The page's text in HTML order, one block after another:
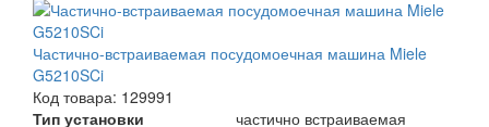
Частично-встраиваемая посудомоечная машина Miele
G5210SCi
Код товара: 129991
Тип установки
частично встраиваемая